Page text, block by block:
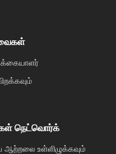
நெட்வொர்க்
ஆற்றலை உள்ளிழுக்கவும்